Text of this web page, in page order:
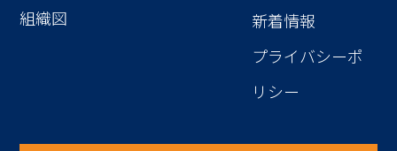
組織図
新着情報
プライバシーポ
リシー